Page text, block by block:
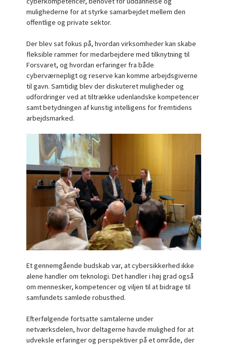
mulighederne for at styrke samarbejdet mellem den
offentlige og private sektor.
Der blev sat fokus på, hvordan virksomheder kan skabe
fleksible rammer for medarbejdere med tilknytning til
Forsvaret, og hvordan erfaringer fra både
cyberværnepligt og reserve kan komme arbejdsgiverne
til gavn. Samtidig blev der diskuteret muligheder og
udfordringer ved at tiltrække udenlandske kompetencer
samt betydningen af kunstig intelligens for fremtidens
arbejdsmarked.
Et gennemgående budskab var, at cybersikkerhed ikke
alene handler om teknologi. Det handler i høj grad også
om mennesker, kompetencer og viljen til at bidrage til
samfundets samlede robusthed.
Efterfølgende fortsatte samtalerne under
netværksdelen, hvor deltagerne havde mulighed for at
udveksle erfaringer og perspektiver på et område, der